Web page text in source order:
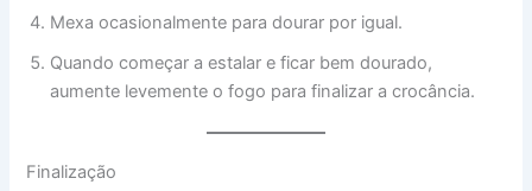
Mexa ocasionalmente para dourar por igual.
Quando começar a estalar e ficar bem dourado,
aumente levemente o fogo para finalizar a crocância.
Finalização